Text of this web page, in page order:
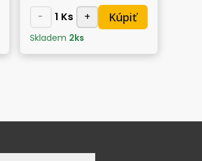
- 1 Ks + Kúpiť
Skladem 2ks